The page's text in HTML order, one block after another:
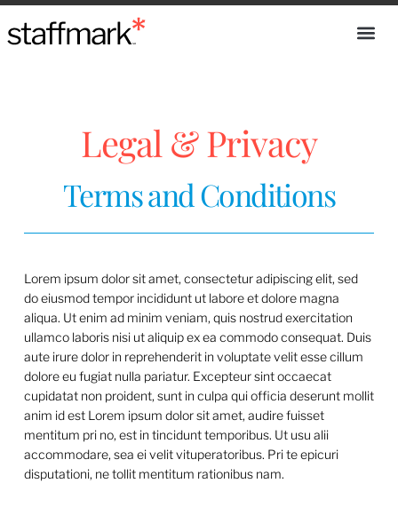
Legal & Privacy
Terms and Conditions
Lorem ipsum dolor sit amet, consectetur adipiscing elit, sed
do eiusmod tempor incididunt ut labore et dolore magna
aliqua. Ut enim ad minim veniam, quis nostrud exercitation
ullamco laboris nisi ut aliquip ex ea commodo consequat. Duis
aute irure dolor in reprehenderit in voluptate velit esse cillum
dolore eu fugiat nulla pariatur. Excepteur sint occaecat
cupidatat non proident, sunt in culpa qui officia deserunt mollit
anim id est Lorem ipsum dolor sit amet, audire fuisset
mentitum pri no, est in tincidunt temporibus. Ut usu alii
accommodare, sea ei velit vituperatoribus. Pri te epicuri
disputationi, ne tollit mentitum rationibus nam.